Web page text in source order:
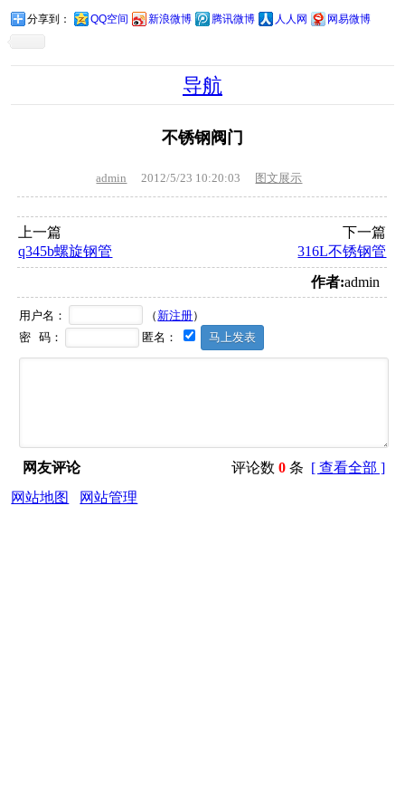
分享到： QQ空间 新浪微博 腾讯微博 人人网 网易微博
导航
不锈钢阀门
admin 2012/5/23 10:20:03 图文展示
上一篇
q345b螺旋钢管
下一篇
316L不锈钢管
作者:admin
用户名： （ 新注册）
密 码：
匿名：
网友评论 评论数0 条 [ 查看全部 ]
网站地图
网站管理